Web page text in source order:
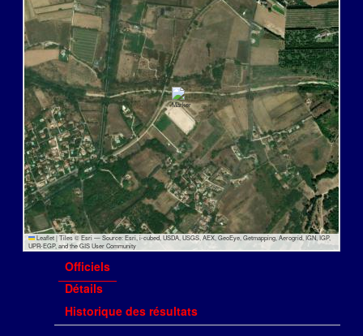
Leaflet |Tiles © Esri — Source: Esri, i-cubed, USDA, USGS, AEX, GeoEye, Getmapping, Aerogrid, IGN, IGP,
UPR-EGP, and the GIS User Community
Officiels
Détails
Historique des résultats